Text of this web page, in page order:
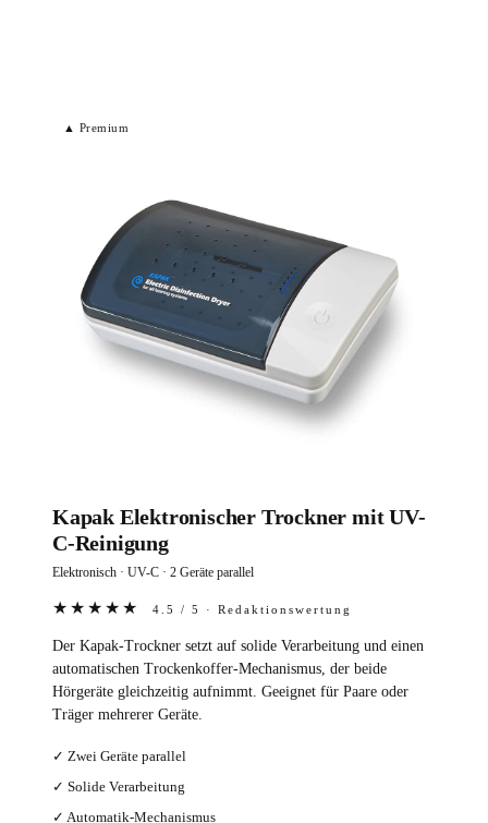
▲ Premium
Kapak Elektronischer Trockner mit UV-
C-Reinigung
Elektronisch · UV-C · 2 Geräte parallel
★★★★★ 4.5 / 5 · Redaktionswertung
Der Kapak-Trockner setzt auf solide Verarbeitung und einen
automatischen Trockenkoffer-Mechanismus, der beide
Hörgeräte gleichzeitig aufnimmt. Geeignet für Paare oder
Träger mehrerer Geräte.
✓ Zwei Geräte parallel
✓ Solide Verarbeitung
✓ Automatik-Mechanismus